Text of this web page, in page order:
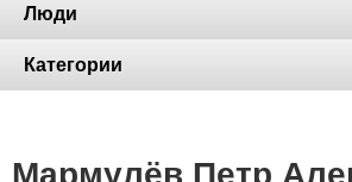
Люди
Категории
Мармулёв Петр